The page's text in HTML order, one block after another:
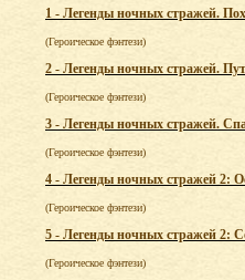
1 - Легенды ночных стражей.
(Героическое фэнтези)
2 - Легенды ночных стражей.
(Героическое фэнтези)
3 - Легенды ночных стражей.
(Героическое фэнтези)
4 - Легенды ночных стражей 2:
(Героическое фэнтези)
5 - Легенды ночных стражей 2:
(Героическое фэнтези)